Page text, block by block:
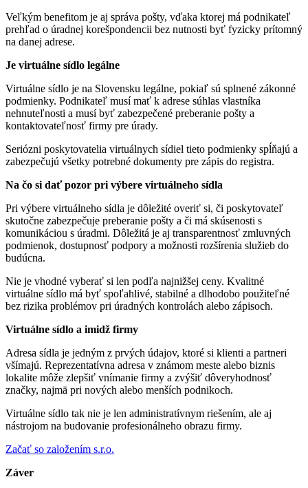
Veľkým benefitom je aj správa pošty, vďaka ktorej má podnikateľ
prehľad o úradnej korešpondencii bez nutnosti byť fyzicky prítomný
na danej adrese.
Je virtuálne sídlo legálne
Virtuálne sídlo je na Slovensku legálne, pokiaľ sú splnené zákonné
podmienky. Podnikateľ musí mať k adrese súhlas vlastníka
nehnuteľnosti a musí byť zabezpečené preberanie pošty a
kontaktovateľnosť firmy pre úrady.
Seriózni poskytovatelia virtuálnych sídiel tieto podmienky spĺňajú a
zabezpečujú všetky potrebné dokumenty pre zápis do registra.
Na čo si dať pozor pri výbere virtuálneho sídla
Pri výbere virtuálneho sídla je dôležité overiť si, či poskytovateľ
skutočne zabezpečuje preberanie pošty a či má skúsenosti s
komunikáciou s úradmi. Dôležitá je aj transparentnosť zmluvných
podmienok, dostupnosť podpory a možnosti rozšírenia služieb do
budúcna.
Nie je vhodné vyberať si len podľa najnižšej ceny. Kvalitné
virtuálne sídlo má byť spoľahlivé, stabilné a dlhodobo použiteľné
bez rizika problémov pri úradných kontrolách alebo zápisoch.
Virtuálne sídlo a imidž firmy
Adresa sídla je jedným z prvých údajov, ktoré si klienti a partneri
všímajú. Reprezentatívna adresa v známom meste alebo biznis
lokalite môže zlepšiť vnímanie firmy a zvýšiť dôveryhodnosť
značky, najmä pri nových alebo menších podnikoch.
Virtuálne sídlo tak nie je len administratívnym riešením, ale aj
nástrojom na budovanie profesionálneho obrazu firmy.
Začať so založením s.r.o.
Záver